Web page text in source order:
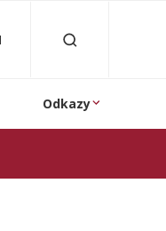
Odkazy